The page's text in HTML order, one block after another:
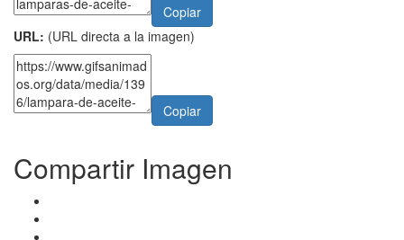
Copiar
URL: (URL directa a la imagen)
Copiar
Compartir Imagen